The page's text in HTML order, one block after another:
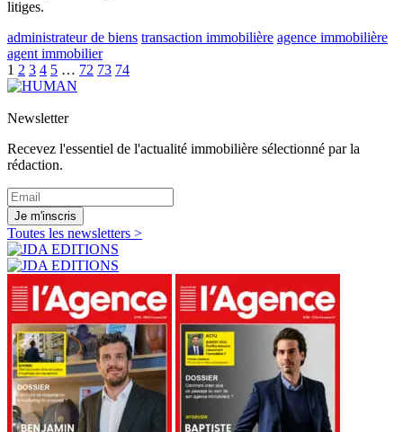
litiges.
administrateur de biens transaction immobilière agence immobilière
agent immobilier
1 2 3 4 5 … 72 73 74
Newsletter
Recevez l'essentiel de l'actualité immobilière sélectionné par la
rédaction.
Je m'inscris
Toutes les newsletters >